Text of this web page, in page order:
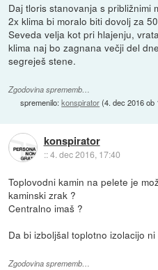
Daj tloris stanovanja s približnimi
2x klima bi moralo biti dovolj za
Seveda velja kot pri hlajenju,
klima naj bo zagnana večji del
segreješ stene.
Zgodovina sprememb…
spremenilo:konspirator(4. dec 2016 ob
konspirator
::4. dec 2016, 17:40
Toplovodni kamin na pelete je
kaminski zrak ?
Centralno imaš ?
Da bi izboljšal toplotno izolacijo ni
Zgodovina sprememb…